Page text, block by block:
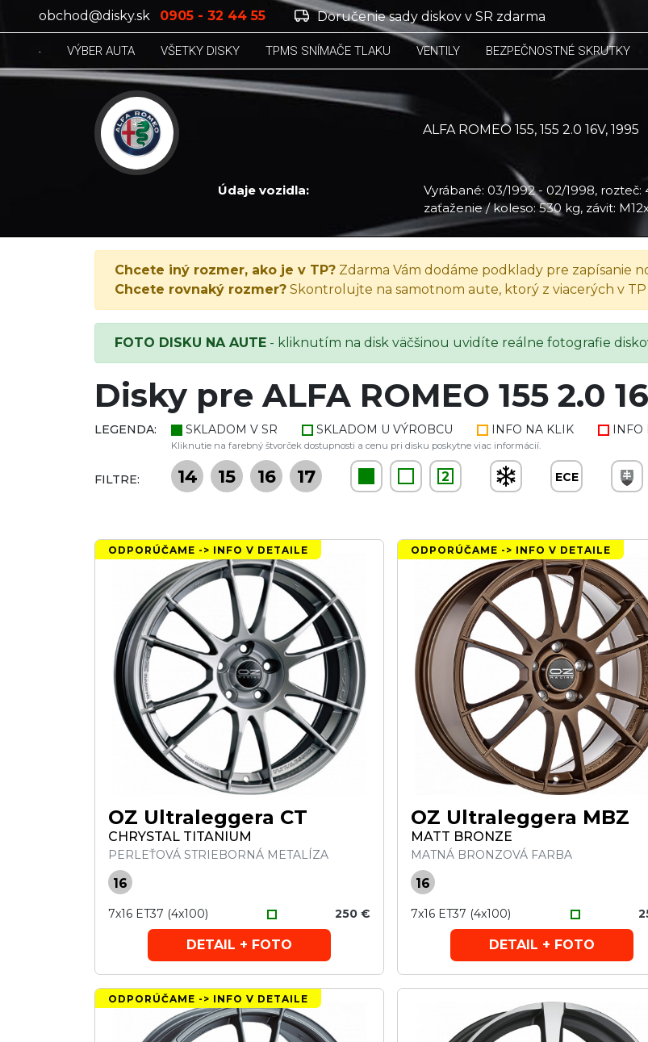
obchod@disky.sk 0905 - 32 44 55 Doručenie sady diskov v SR zdarma
VÝBER AUTA VŠETKY DISKY TPMS SNÍMAČE TLAKU VENTILY BEZPEČNOSTNÉ SKRUTKY
ALFA ROMEO 155, 155 2.0 16V, 1995
Údaje vozidla:
Vyrábané: 03/1992 - 02/1998, rozteč:
zaťaženie / koleso: 530 kg, závit:
ALFA ROMEO 155, 155 2.0 16V, 1995
Chcete iný rozmer, ako je v TP? Zdarma Vám dodáme podklady pre zapísanie
Chcete rovnaký rozmer? Skontrolujte na samotnom aute, ktorý z viacerých v
FOTO DISKU NA AUTE - kliknutím na disk väčšinou uvidíte reálne fotografie
Disky pre ALFA ROMEO 155 2.0
LEGENDA: SKLADOM V SR SKLADOM U VÝROBCU INFO NA KLIK INFO
Kliknutie na farebný štvorček dostupnosti a cenu pri disku poskytne viac informácií.
FILTRE: 14 15 16 17 2 ECE
ODPORÚČAME -> INFO V DETAILE
OZ Ultraleggera CT
CHRYSTAL TITANIUM
PERLEŤOVÁ STRIEBORNÁ METALÍZA
16
7x16 ET37 (4x100) 250 €
DETAIL + FOTO
ODPORÚČAME -> INFO V DETAILE
OZ Ultraleggera MBZ
MATT BRONZE
MATNÁ BRONZOVÁ FARBA
16
7x16 ET37 (4x100)
DETAIL + FOTO
ODPORÚČAME -> INFO V DETAILE